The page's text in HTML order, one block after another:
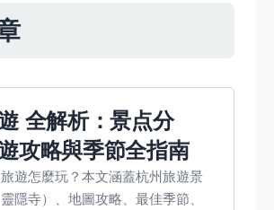
全解析：景点分
攻略與季節全指南
遊怎麼玩？本文涵蓋杭州旅遊景
隱寺）、地圖攻略、最佳季節、